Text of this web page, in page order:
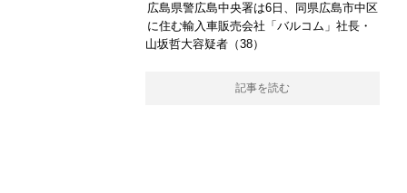
広島県警広島中央署は6日、同県広島市中区
に住む輸入車販売会社「バルコム」社長・
山坂哲大容疑者（38）
記事を読む